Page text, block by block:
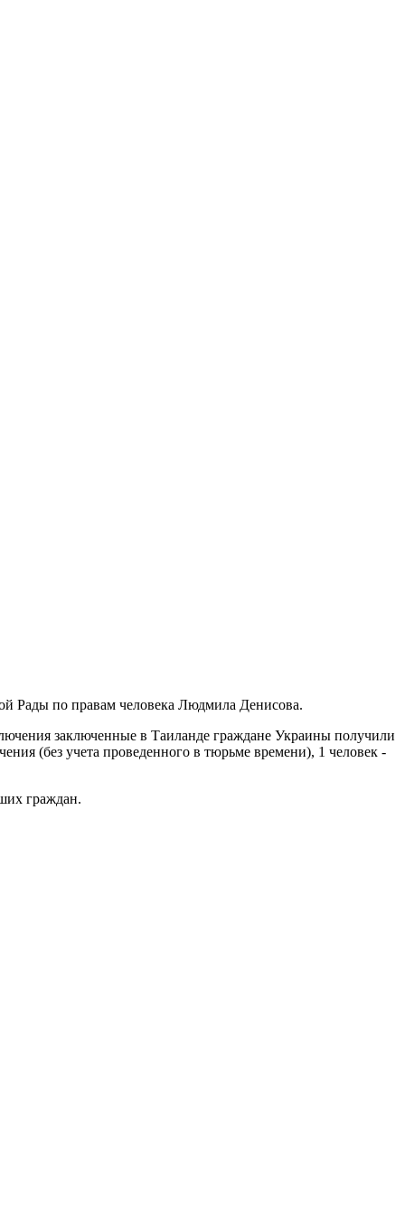
Рады по правам человека Людмила Денисова.
заключенные в Таиланде граждане Украины получили
(без учета проведенного в тюрьме времени), 1 человек -
граждан.